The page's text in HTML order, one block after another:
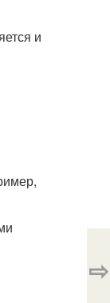
и
⇨